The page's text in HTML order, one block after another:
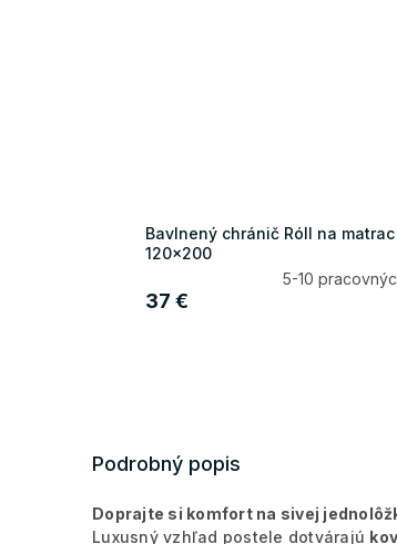
Bavlnený chránič Róll na matrac
120x200
5-10
37 €
Podrobný popis
Doprajte si komfort na sivej
Luxusný vzhľad postele dotvárajú